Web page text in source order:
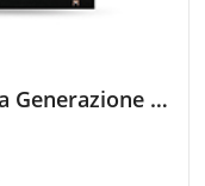
Trasformatore Speciale Per La Generazione Di Energia Da Nuove Energie (FotovolTaico/Eolico)